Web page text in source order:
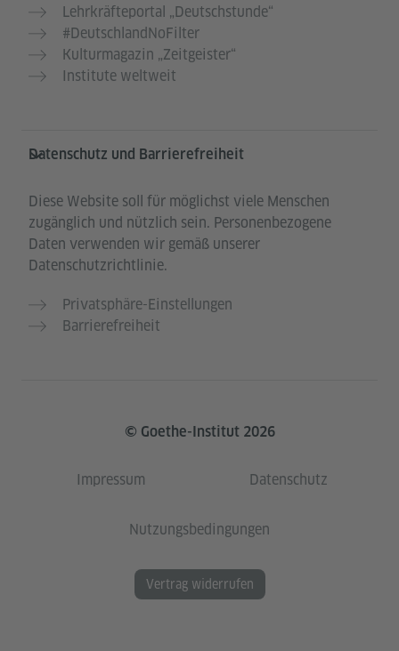
Lehrkräfteportal „Deutschstunde“
#DeutschlandNoFilter
Kulturmagazin „Zeitgeister“
Institute weltweit
Datenschutz und Barrierefreiheit
Diese Website soll für möglichst viele Menschen
zugänglich und nützlich sein. Personenbezogene
Daten verwenden wir gemäß unserer
Datenschutzrichtlinie.
Privatsphäre-Einstellungen
Barrierefreiheit
© Goethe-Institut 2026
Impressum Datenschutz
Nutzungsbedingungen
Vertrag widerrufen